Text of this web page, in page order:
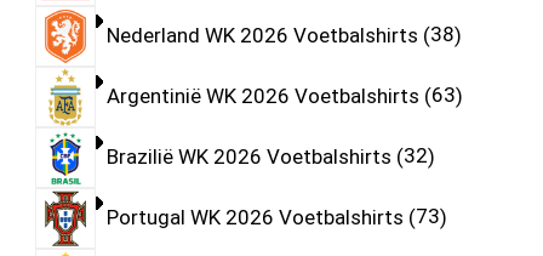
Nederland WK 2026 Voetbalshirts 38
Argentinië WK 2026 Voetbalshirts 63
Brazilië WK 2026 Voetbalshirts 32
Portugal WK 2026 Voetbalshirts 73